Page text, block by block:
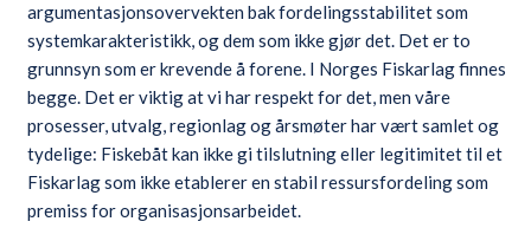
argumentasjonsovervekten bak fordelingsstabilitet som
systemkarakteristikk, og dem som ikke gjør det. Det er to
grunnsyn som er krevende å forene. I Norges Fiskarlag finnes
begge. Det er viktig at vi har respekt for det, men våre
prosesser, utvalg, regionlag og årsmøter har vært samlet og
tydelige: Fiskebåt kan ikke gi tilslutning eller legitimitet til et
Fiskarlag som ikke etablerer en stabil ressursfordeling som
premiss for organisasjonsarbeidet.